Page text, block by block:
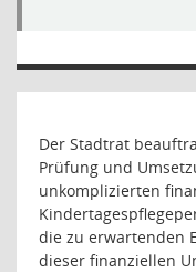
Der Stadtrat
Prüfung und
unkomplizierten
die zu erwartenden
dieser finanziellen